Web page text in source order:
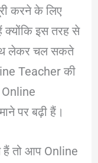
करने के लिए
इस तरह से
लेकर चल सकते
Teacher की
Online
पर बढ़ी हैं।
तो आप Online